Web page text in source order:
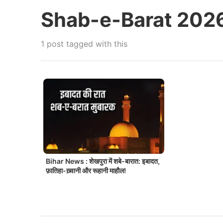
Shab-e-Barat
1 post tagged with this
Bihar News : शेखपुरा में शबे-बारात: इबादत,
फ़ातिहा-ख़्वानी और रूहानी माहौल!